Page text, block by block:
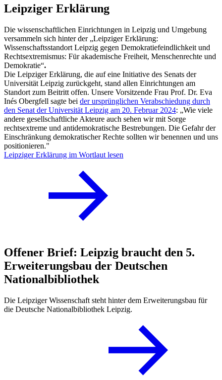
Leipziger Erklärung
Die wissenschaftlichen Einrichtungen in Leipzig und Umgebung
versammeln sich hinter der „Leipziger Erklärung:
Wissenschaftsstandort Leipzig gegen Demokratiefeindlichkeit und
Rechtsextremismus: Für akademische Freiheit, Menschenrechte und
Demokratie“.
Die Leipziger Erklärung, die auf eine Initiative des Senats der
Universität Leipzig zurückgeht, stand allen Einrichtungen am
Standort zum Beitritt offen. Unsere Vorsitzende Frau Prof. Dr. Eva
Inés Obergfell sagte bei der ursprünglichen Verabschiedung durch
den Senat der Universität Leipzig am 20. Februar 2024: „Wie viele
andere gesellschaftliche Akteure auch sehen wir mit Sorge
rechtsextreme und antidemokratische Bestrebungen. Die Gefahr der
Einschränkung demokratischer Rechte sollten wir benennen und uns
positionieren."
Leipziger Erklärung im Wortlaut lesen
Offener Brief: Leipzig braucht den 5.
Erweiterungsbau der Deutschen
Nationalbibliothek
Die Leipziger Wissenschaft steht hinter dem Erweiterungsbau für
die Deutsche Nationalbibliothek Leipzig.